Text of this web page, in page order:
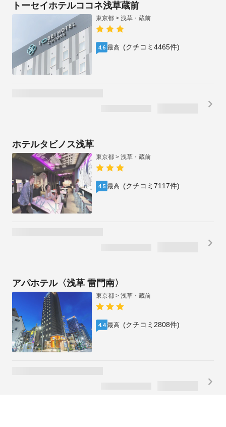
トーセイホテルココネ浅草蔵前
東京都 > 浅草・蔵前
4.6 最高 (クチコミ4465件)
ホテルタビノス浅草
東京都 > 浅草・蔵前
4.5 最高 (クチコミ7117件)
アパホテル〈浅草 雷門南〉
東京都 > 浅草・蔵前
4.4 最高 (クチコミ2808件)